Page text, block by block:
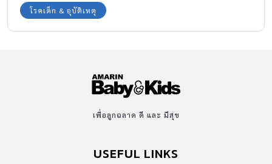
งกี มาเตือนให้ทุกครอบครัวได้เฝ้าระวังบุตรหลานให้ห่างไกลจากยุงลาย
กันค่ะ
โรคเด็ก & อุบัติเหตุ
เพื่อลูกฉลาด ดี และ มีสุข
USEFUL LINKS